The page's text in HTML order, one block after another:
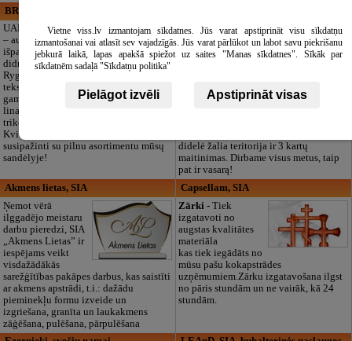
BRISTOLS ES, SIA
UAB „Bristols ES“
– audinių
išparduotuvė ir
didmeninė prekyba
Rygoje. Kokybiška
tekstilė siuvimui ir
gamybai: medvilnė,
linas, šilkas, vilna,
trikotažas ir kt.
Kviečiame gyvai
susipažinti su pilnu asortimentu mūsų
sandėlyje!
Privatus vaikų
darželis „Maza
(Zasulauke)
vaikams nuo 10
didelė žalia teritorija ir 3 kartų
maitinimas. Dirbame visus metus, taip
pat ir vasarą!
Akmens lietas, SIA
Ņemot vērā
ilggadējo meistaru
darbu pieredzi, SIA
„Akmens Lietas” ir
iespējams veikt
visdažādākās
sarežģītības pakāpes darbus, kas saistīti
ar akmens apstrādi, t.i.: dažādu
pieminekļu formu izveide un
izgriešana, granīta un laukakmens
zāģēšana, pulēšana, pārpulēšana
Capsellam, SIA
Zārki -Tiek
izgatavoti no
augstas kvalitātes
materiāla
kas tiek iegādāts no
mūsu pašu kokapstrādes
uzņēmumiem.Zārku izgatavošana ilgst
no pāris stundām un ne vairāk, kā 24
stundām.
Vietne viss.lv izmantojam sīkdatnes. Jūs varat apstiprināt visu sīkdatņu
izmantošanai vai atlasīt sev vajadzīgās. Jūs varat pārlūkot un labot savu piekrišanu
jebkurā laikā, lapas apakšā spiežot uz saites "Manas sīkdatnes". Sīkāk par
sīkdatnēm sadaļā "Sīkdatņu politika"
Pielāgot izvēli Apstiprināt visas